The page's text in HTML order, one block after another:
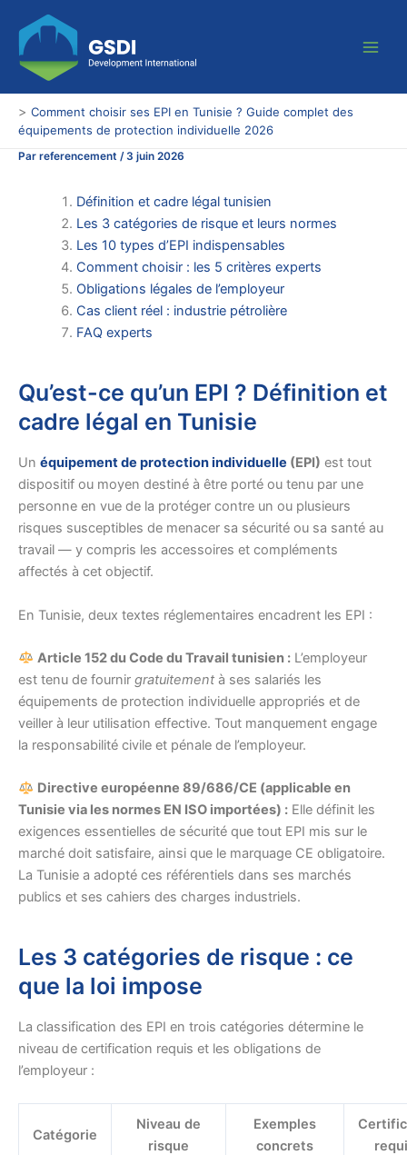
contenu
> Comment choisir ses EPI en Tunisie ? Guide complet des
équipements de protection individuelle 2026
Par referencement / 3 juin 2026
Définition et cadre légal tunisien
Les 3 catégories de risque et leurs normes
Les 10 types d’EPI indispensables
Comment choisir : les 5 critères experts
Obligations légales de l’employeur
Cas client réel : industrie pétrolière
FAQ experts
Qu’est-ce qu’un EPI ? Définition et
cadre légal en Tunisie
Un équipement de protection individuelle (EPI) est tout
dispositif ou moyen destiné à être porté ou tenu par une
personne en vue de la protéger contre un ou plusieurs
risques susceptibles de menacer sa sécurité ou sa santé au
travail — y compris les accessoires et compléments
affectés à cet objectif.
En Tunisie, deux textes réglementaires encadrent les EPI :
Article 152 du Code du Travail tunisien :L’employeur
est tenu de fournir gratuitement à ses salariés les
équipements de protection individuelle appropriés et de
veiller à leur utilisation effective. Tout manquement engage
la responsabilité civile et pénale de l’employeur.
Directive européenne 89/686/CE (applicable en
Tunisie via les normes EN ISO importées) : Elle définit les
exigences essentielles de sécurité que tout EPI mis sur le
marché doit satisfaire, ainsi que le marquage CE obligatoire.
La Tunisie a adopté ces référentiels dans ses marchés
publics et ses cahiers des charges industriels.
Les 3 catégories de risque : ce
que la loi impose
La classification des EPI en trois catégories détermine le
niveau de certification requis et les obligations de
l’employeur :
Catégorie
Niveau de
risque
Exemples
concrets